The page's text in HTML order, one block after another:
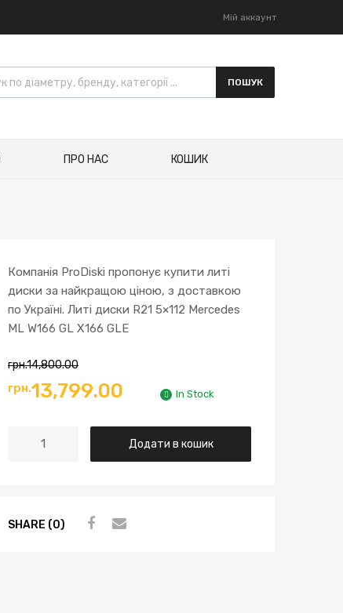
Мій аккаунт
ПОШУК
ПРО НАС КОШИК
Компанія ProDiski пропонує купити литі
диски за найкращою ціною, з доставкою
по Україні. Литі диски R21 5×112 Mercedes
ML W166 GL X166 GLE
грн.14,800.00
грн.13,799.00 In Stock
Додати в кошик
SHARE (0)